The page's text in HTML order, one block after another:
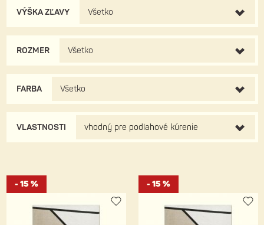
VÝŠKA ZĽAVY Všetko
ROZMER Všetko
FARBA Všetko
VLASTNOSTI vhodný pre podlahové kúrenie
- 15 % - 15 %